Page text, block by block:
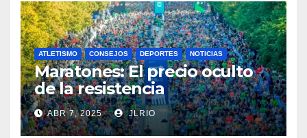
ATLETISMO CONSEJOS DEPORTES NOTICIAS
Maratones: El precio oculto
de la resistencia
ABR 7, 2025 JLRIO